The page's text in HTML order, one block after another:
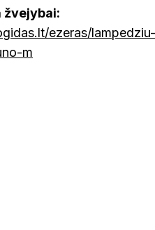
žvejybai:
ezeras/lampedziu-
m